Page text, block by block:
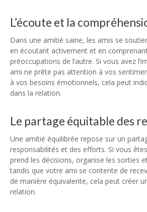
L’écoute et la
Dans une amitié saine, les amis se
en écoutant activement et en
préoccupations de l’autre. Si vous avez
ami ne prête pas attention à vos
à vos besoins émotionnels, cela peut
dans la relation.
Le partage équitable des
Une amitié équilibrée repose sur un
responsabilités et des efforts. Si vous
prend les décisions, organise les sorties
tandis que votre ami se contente de
de manière équivalente, cela peut créer
relation.